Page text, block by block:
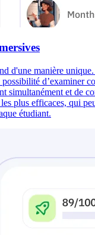
d'une manière
d’examiner
simultanément et de
plus efficaces, qui
étudiant.